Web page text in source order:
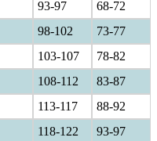
93-97
68-72
98-102
73-77
103-107
78-82
108-112
83-87
113-117
88-92
118-122
93-97